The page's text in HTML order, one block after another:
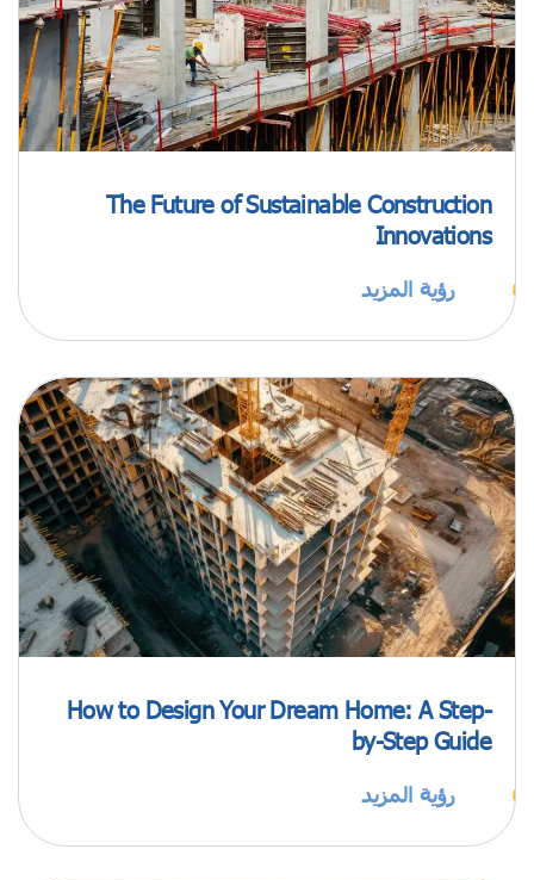
The Future of Sustainable Construction
Innovations
رؤية المزيد
How to Design Your Dream Home: A Step-
by-Step Guide
رؤية المزيد